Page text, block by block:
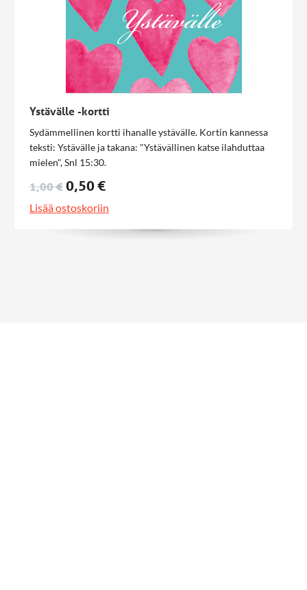
Ystävälle -kortti
Sydämmellinen kortti ihanalle ystävälle. Kortin kannessa
teksti: Ystävälle ja takana: "Ystävällinen katse ilahduttaa
mielen", Snl 15:30.
1,00 €0,50 €
Lisää ostoskoriin